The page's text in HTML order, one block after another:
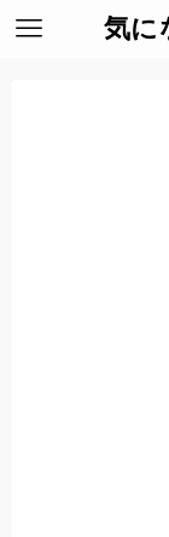
気に